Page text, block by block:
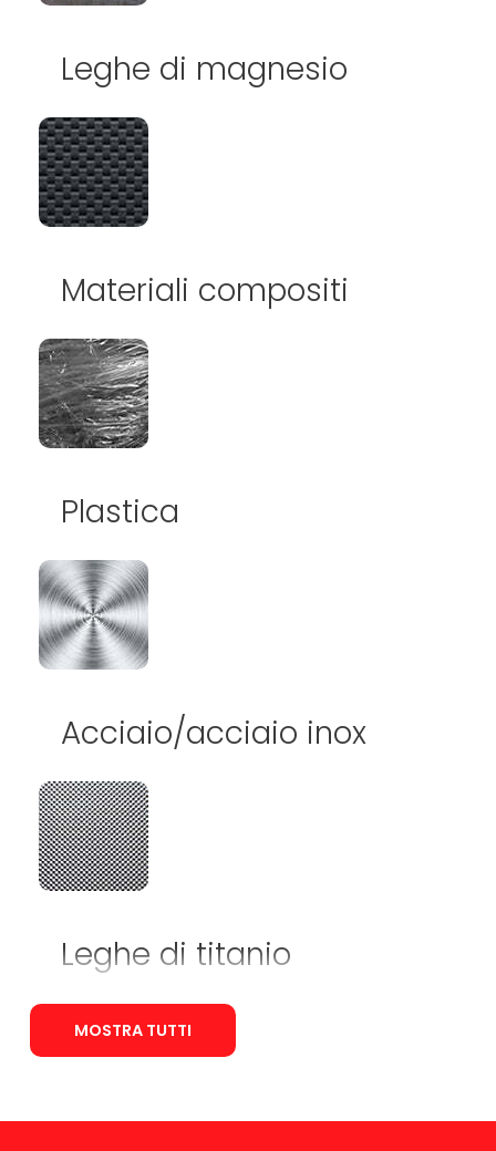
Leghe di magnesio
Materiali compositi
Plastica
Acciaio/acciaio inox
Leghe di titanio